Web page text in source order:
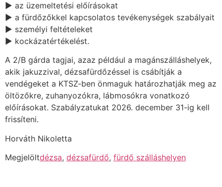
► az üzemeltetési előírásokat
► a fürdőzőkkel kapcsolatos tevékenységek szabályait
► személyi feltételeket
► kockázatértékelést.
A 2/B gárda tagjai, azaz például a magánszálláshelyek,
akik jakuzzival, dézsafürdőzéssel is csábítják a
vendégeket a KTSZ-ben önmaguk határozhatják meg az
öltözőkre, zuhanyozókra, lábmosókra vonatkozó
előírásokat. Szabályzatukat 2026. december 31-ig kell
frissíteni.
Horváth Nikoletta
Megjelöltdézsa, dézsafürdő, fürdő szálláshelyen